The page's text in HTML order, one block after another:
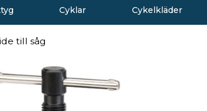
Cyklar Cykelkläder
till såg